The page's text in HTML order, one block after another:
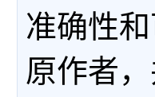
准确性
原作者